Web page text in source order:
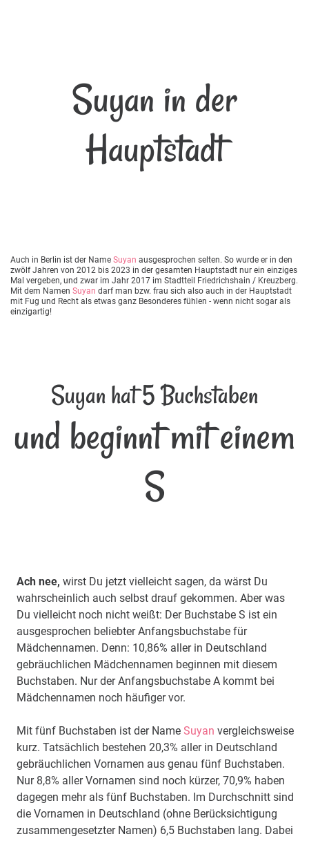
Suyan in der
Hauptstadt
Auch in Berlin ist der Name Suyan ausgesprochen selten. So wurde er in den
zwölf Jahren von 2012 bis 2023 in der gesamten Hauptstadt nur ein einziges
Mal vergeben, und zwar im Jahr 2017 im Stadtteil Friedrichshain / Kreuzberg.
Mit dem Namen Suyan darf man bzw. frau sich also auch in der Hauptstadt
mit Fug und Recht als etwas ganz Besonderes fühlen - wenn nicht sogar als
einzigartig!
Suyan hat 5 Buchstaben
und beginnt mit einem
S
Ach nee, wirst Du jetzt vielleicht sagen, da wärst Du
wahrscheinlich auch selbst drauf gekommen. Aber was
Du vielleicht noch nicht weißt: Der Buchstabe S ist ein
ausgesprochen beliebter Anfangsbuchstabe für
Mädchennamen. Denn: 10,86% aller in Deutschland
gebräuchlichen Mädchennamen beginnen mit diesem
Buchstaben. Nur der Anfangsbuchstabe A kommt bei
Mädchennamen noch häufiger vor.
Mit fünf Buchstaben ist der Name Suyan vergleichsweise
kurz. Tatsächlich bestehen 20,3% aller in Deutschland
gebräuchlichen Vornamen aus genau fünf Buchstaben.
Nur 8,8% aller Vornamen sind noch kürzer, 70,9% haben
dagegen mehr als fünf Buchstaben. Im Durchschnitt sind
die Vornamen in Deutschland (ohne Berücksichtigung
zusammengesetzter Namen) 6,5 Buchstaben lang. Dabei